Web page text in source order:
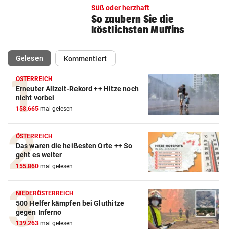
Süß oder herzhaft
So zaubern Sie die
köstlichsten Muffins
Gelesen(ausgewählt)Kommentiert
ÖSTERREICH
Erneuter Allzeit-Rekord ++ Hitze noch
nicht vorbei
158.665 mal gelesen
ÖSTERREICH
Das waren die heißesten Orte ++ So
geht es weiter
155.860 mal gelesen
NIEDERÖSTERREICH
500 Helfer kämpfen bei Gluthitze
gegen Inferno
139.263 mal gelesen